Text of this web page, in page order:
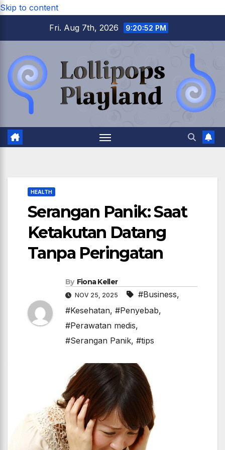
Skip to content
Fri. Aug 7th, 2026
9:20:53 PM
HEALTH
Serangan Panik: Saat
Ketakutan Datang
Tanpa Peringatan
By Fiona Keller
NOV 25, 2025 #Business,
#Kesehatan, #Penyebab,
#Perawatan medis,
#Serangan Panik, #tips